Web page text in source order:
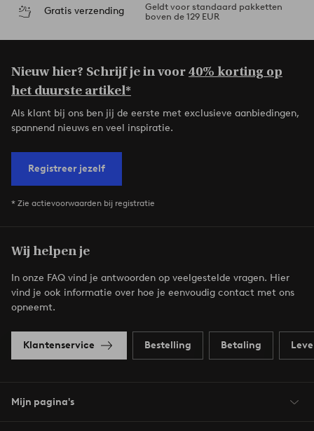
Gratis verzending
Geldt voor standaard pakketten
boven de 129 EUR
Nieuw hier? Schrijf je in voor40% korting op
het duurste artikel*
Als klant bij ons ben jij de eerste met exclusieve aanbiedingen,
spannend nieuws en veel inspiratie.
Registreer jezelf
* Zie actievoorwaarden bij registratie
Wij helpen je
In onze FAQ vind je antwoorden op veelgestelde vragen. Hier
vind je ook informatie over hoe je eenvoudig contact met ons
opneemt.
Klantenservice Bestelling Betaling
Mijn pagina's